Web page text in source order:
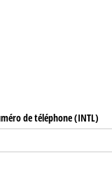
de téléphone (INTL)